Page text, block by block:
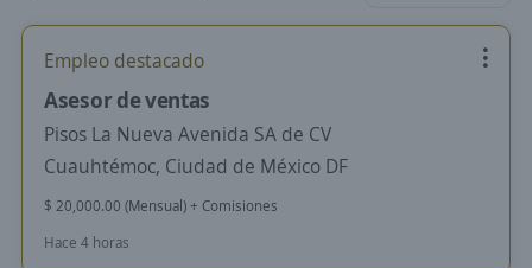
Empleo destacado
Asesor de ventas
Pisos La Nueva Avenida SA de CV
Cuauhtémoc, Ciudad de México DF
$ 20,000.00 (Mensual) + Comisiones
Hace 4 horas